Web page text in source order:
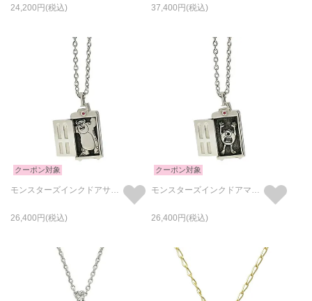
24,200 37,400
クーポン対象
モンスターズインクドアサリーネックレス-シルバー
26,400
クーポン対象
モンスターズインクドアマイクネックレス-シルバー
26,400